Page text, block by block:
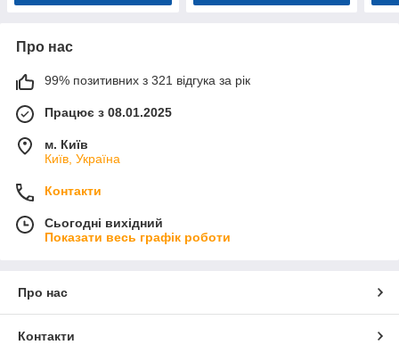
Про нас
99% позитивних з 321 відгука за рік
Працює з 08.01.2025
м. Київ
Київ, Україна
Контакти
Сьогодні вихідний
Показати весь графік роботи
Про нас
Контакти